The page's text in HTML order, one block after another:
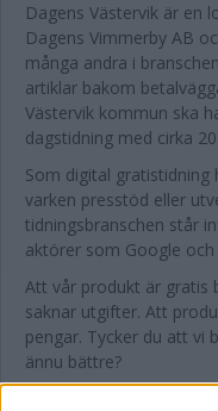
Dagens Västervik är en
Dagens Vimmerby AB
många andra i
artiklar bakom
Västervik kommun ska
dagstidning med cirka
Som digital
varken presstöd eller
tidningsbranschen står
aktörer som Google och
Att vår produkt är gratis
saknar utgifter. Att
pengar. Tycker du att vi
ännu bättre?